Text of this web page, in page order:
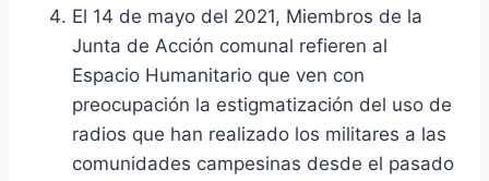
El 14 de mayo del 2021, Miembros de la
Junta de Acción comunal refieren al
Espacio Humanitario que ven con
preocupación la estigmatización del uso de
radios que han realizado los militares a las
comunidades campesinas desde el pasado